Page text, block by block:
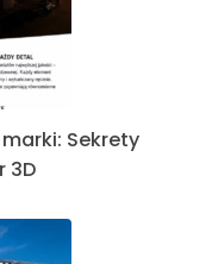
Sekrety
3D